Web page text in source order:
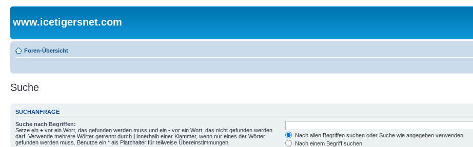
www.icetigersnet.com
Foren-Übersicht
Suche
SUCHANFRAGE
Suche nach Begriffen:
Setze ein + vor ein Wort, das gefunden werden muss und ein - vor ein Wort, das nicht gefunden werden
darf. Verwende mehrere Wörter getrennt durch | innerhalb einer Klammer, wenn nur eines der Wörter
gefunden werden muss. Benutze ein * als Platzhalter für teilweise Übereinstimmungen.
Nach allen Begriffen suchen oder Suche wie angegeben verwenden
Nach einem Begriff suchen